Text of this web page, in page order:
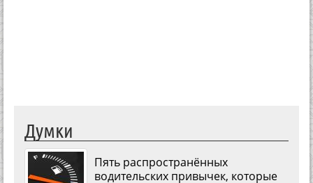
Думки
Пять распространённых
водительских привычек, которые